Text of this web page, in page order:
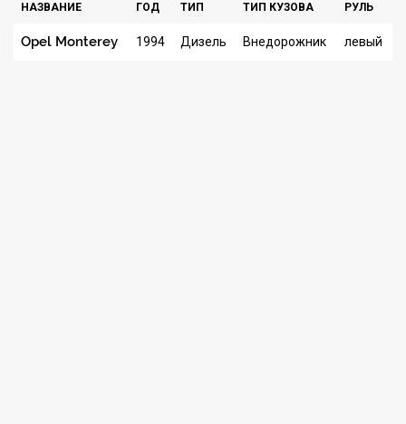
НАЗВАНИЕ ГОД ТИП ТИП КУЗОВА РУЛЬ
Opel Monterey 1994 Дизель Внедорожник левый